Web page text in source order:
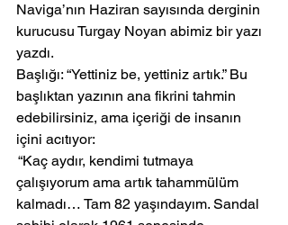
Naviga’nın Haziran sayısında derginin
kurucusu Turgay Noyan abimiz bir yazı
yazdı.
Başlığı: “Yettiniz be, yettiniz artık.” Bu
başlıktan yazının ana fikrini tahmin
edebilirsiniz, ama içeriği de insanın
içini acıtıyor:
“Kaç aydır, kendimi tutmaya
çalışıyorum ama artık tahammülüm
kalmadı… Tam 82 yaşındayım. Sandal